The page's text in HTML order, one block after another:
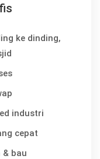
ke dinding,
industri
cepat
bau